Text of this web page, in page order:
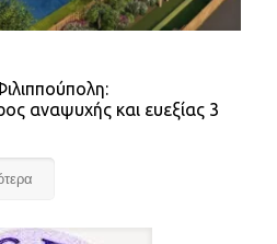
αναψυχής και ευεξίας 3